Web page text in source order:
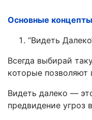
Основные
“Видеть Далеко
Всегда выбирай
которые позволяют
Видеть далеко —
предвидение угроз